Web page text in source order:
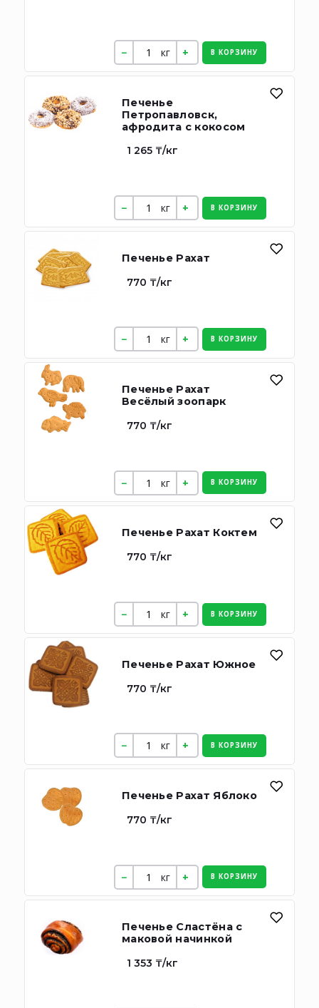
кг В КОРЗИНУ
Печенье
Петропавловск,
афродита с кокосом
1 265 ₸/кг
кг В КОРЗИНУ
Печенье Рахат
770 ₸/кг
кг В КОРЗИНУ
Печенье Рахат
Весёлый зоопарк
770 ₸/кг
кг В КОРЗИНУ
Печенье Рахат Коктем
770 ₸/кг
кг В КОРЗИНУ
Печенье Рахат Южное
770 ₸/кг
кг В КОРЗИНУ
Печенье Рахат Яблоко
770 ₸/кг
кг В КОРЗИНУ
Печенье Сластёна с
маковой начинкой
1 353 ₸/кг